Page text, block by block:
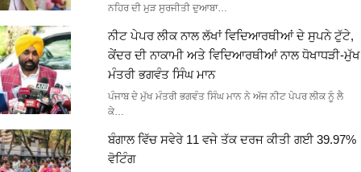
ਨਹਿਰ ਦੀ ਮੁੜ ਸੁਰਜੀਤੀ ਦੁਆਬਾ…
ਨੀਟ ਪੇਪਰ ਲੀਕ ਨਾਲ ਲੱਖਾਂ ਵਿਦਿਆਰਥੀਆਂ ਦੇ ਸੁਪਨੇ ਟੁੱਟੇ,
ਕੇਂਦਰ ਦੀ ਨਾਕਾਮੀ ਅਤੇ ਵਿਦਿਆਰਥੀਆਂ ਨਾਲ ਧੋਖਾਧੜੀ-ਮੁੱਖ
ਮੰਤਰੀ ਭਗਵੰਤ ਸਿੰਘ ਮਾਨ
ਪੰਜਾਬ ਦੇ ਮੁੱਖ ਮੰਤਰੀ ਭਗਵੰਤ ਸਿੰਘ ਮਾਨ ਨੇ ਅੱਜ ਨੀਟ ਪੇਪਰ ਲੀਕ ਨੂੰ ਲੈ
ਕੇ…
ਬੰਗਾਲ ਵਿੱਚ ਸਵੇਰੇ 11 ਵਜੇ ਤੱਕ ਦਰਜ ਕੀਤੀ ਗਈ 39.97%
ਵੋਟਿੰਗ